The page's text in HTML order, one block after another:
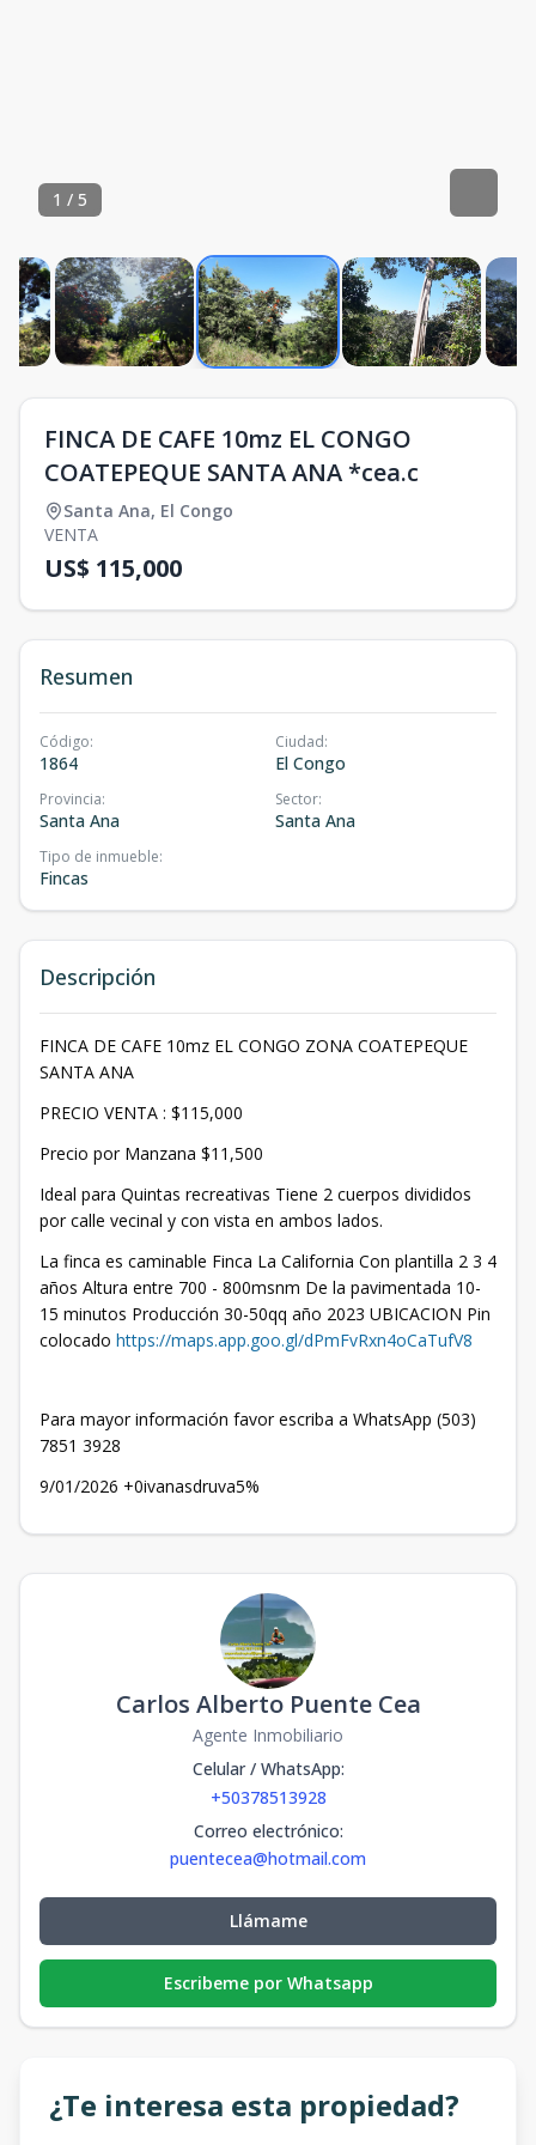
1 / 5
FINCA DE CAFE 10mz EL CONGO
COATEPEQUE SANTA ANA *cea.c
Santa Ana, El Congo
VENTA
US$ 115,000
Resumen
Código:
1864
Ciudad:
El Congo
Provincia:
Santa Ana
Sector:
Santa Ana
Tipo de inmueble:
Fincas
Descripción
FINCA DE CAFE 10mz EL CONGO ZONA COATEPEQUE
SANTA ANA
PRECIO VENTA : $115,000
Precio por Manzana $11,500
Ideal para Quintas recreativas Tiene 2 cuerpos divididos
por calle vecinal y con vista en ambos lados.
La finca es caminable Finca La California Con plantilla 2 3 4
años Altura entre 700 - 800msnm De la pavimentada 10-
15 minutos Producción 30-50qq año 2023 UBICACION Pin
colocado https://maps.app.goo.gl/dPmFvRxn4oCaTufV8
Para mayor información favor escriba a WhatsApp (503)
7851 3928
9/01/2026 +0ivanasdruva5%
Carlos Alberto Puente Cea
Agente Inmobiliario
Celular / WhatsApp:
+50378513928
Correo electrónico:
puentecea@hotmail.com
Llámame
Escribeme por Whatsapp
¿Te interesa esta propiedad?